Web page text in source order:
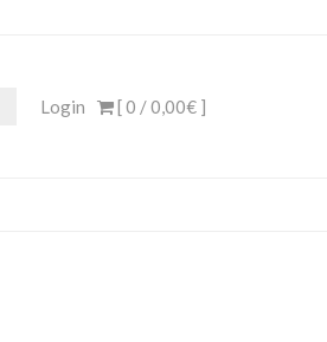
[ 0 /0,00€ ]
Login